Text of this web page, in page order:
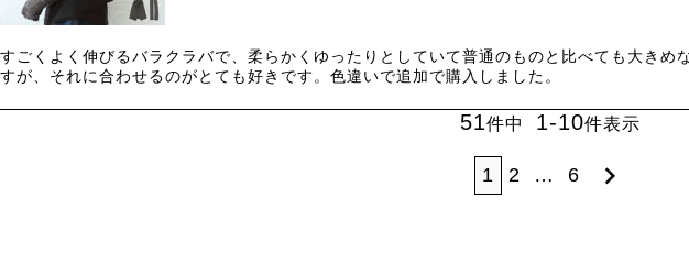
すごくよく伸びるバラクラバで、柔らかくゆったりとしていて普通のものと比べても大きめ
すが、それに合わせるのがとても好きです。色違いで追加で購入しました。
51件中 1-10件表示
1 2 … 6